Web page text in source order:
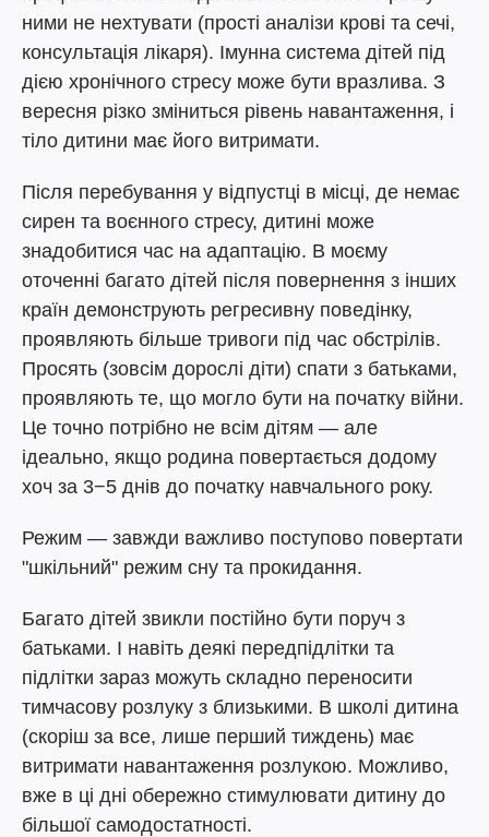
ними не нехтувати (прості аналізи крові та сечі,
консультація лікаря). Імунна система дітей під
дією хронічного стресу може бути вразлива. З
вересня різко зміниться рівень навантаження, і
тіло дитини має його витримати.
Після перебування у відпустці в місці, де немає
сирен та воєнного стресу, дитині може
знадобитися час на адаптацію. В моєму
оточенні багато дітей після повернення з інших
країн демонструють регресивну поведінку,
проявляють більше тривоги під час обстрілів.
Просять (зовсім дорослі діти) спати з батьками,
проявляють те, що могло бути на початку війни.
Це точно потрібно не всім дітям — але
ідеально, якщо родина повертається додому
хоч за 3−5 днів до початку навчального року.
Режим — завжди важливо поступово повертати
"шкільний" режим сну та прокидання.
Багато дітей звикли постійно бути поруч з
батьками. І навіть деякі передпідлітки та
підлітки зараз можуть складно переносити
тимчасову розлуку з близькими. В школі дитина
(скоріш за все, лише перший тиждень) має
витримати навантаження розлукою. Можливо,
вже в ці дні обережно стимулювати дитину до
більшої самодостатності.